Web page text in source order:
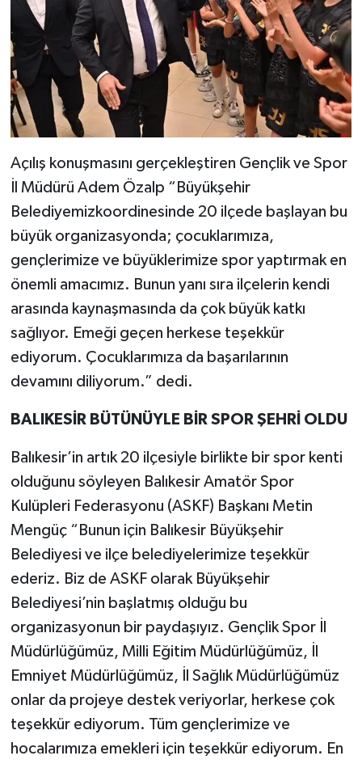
Açılış konuşmasını gerçekleştiren Gençlik ve Spor
İl Müdürü Adem Özalp “Büyükşehir
Belediyemizkoordinesinde 20 ilçede başlayan bu
büyük organizasyonda; çocuklarımıza,
gençlerimize ve büyüklerimize spor yaptırmak en
önemli amacımız. Bunun yanı sıra ilçelerin kendi
arasında kaynaşmasında da çok büyük katkı
sağlıyor. Emeği geçen herkese teşekkür
ediyorum. Çocuklarımıza da başarılarının
devamını diliyorum.” dedi.
BALIKESİR BÜTÜNÜYLE BİR SPOR ŞEHRİ OLDU
Balıkesir’in artık 20 ilçesiyle birlikte bir spor kenti
olduğunu söyleyen Balıkesir Amatör Spor
Kulüpleri Federasyonu (ASKF) Başkanı Metin
Mengüç “Bunun için Balıkesir Büyükşehir
Belediyesi ve ilçe belediyelerimize teşekkür
ederiz. Biz de ASKF olarak Büyükşehir
Belediyesi’nin başlatmış olduğu bu
organizasyonun bir paydaşıyız. Gençlik Spor İl
Müdürlüğümüz, Milli Eğitim Müdürlüğümüz, İl
Emniyet Müdürlüğümüz, İl Sağlık Müdürlüğümüz
onlar da projeye destek veriyorlar, herkese çok
teşekkür ediyorum. Tüm gençlerimize ve
hocalarımıza emekleri için teşekkür ediyorum. En